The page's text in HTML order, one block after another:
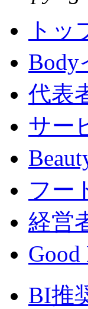
トッ
Body
代表
サー
フー
経営
BI推